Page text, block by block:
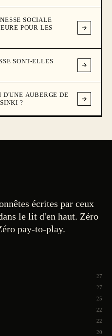
SOCIALE
POUR LES
SONT-ELLES
D'UNE AUBERGE DE
?
écrites par ceux
le lit d'en haut. Zéro
pay-to-play.
27
27
25
22
22
20